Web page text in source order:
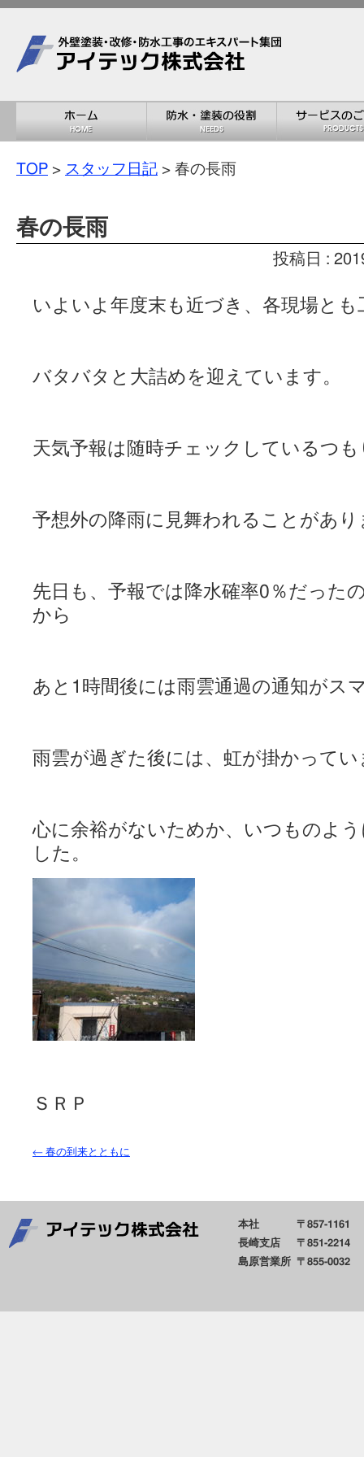
TOP > スタッフ日記 > 春の長雨
春の長雨
投稿日 :
いよいよ年度末も近づき、各現場と
バタバタと大詰めを迎えています。
天気予報は随時チェックしているつ
予想外の降雨に見舞われることがあり
先日も、予報では降水確率0％だった
から
あと1時間後には雨雲通過の通知がス
雨雲が過ぎた後には、虹が掛かって
心に余裕がないためか、いつものよ
した。
ＳＲＰ
← 春の到来とともに
本社
〒857-1161
長崎支店
〒851-2214
島原営業所 〒855-0032